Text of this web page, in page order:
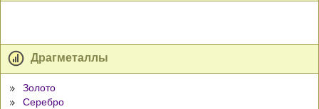
Драгметаллы
Золото
Серебро